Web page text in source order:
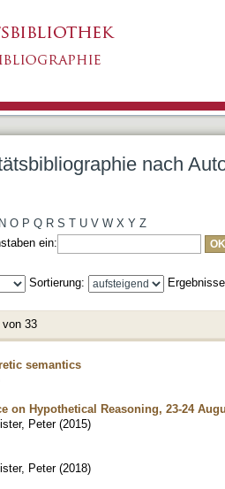
nach
N O P Q R S T U V W X Y Z
ein:
Sortierung:
von 33
semantics
on Hypothetical Reasoning, 23-24
Peter (2015)
Peter (2018)